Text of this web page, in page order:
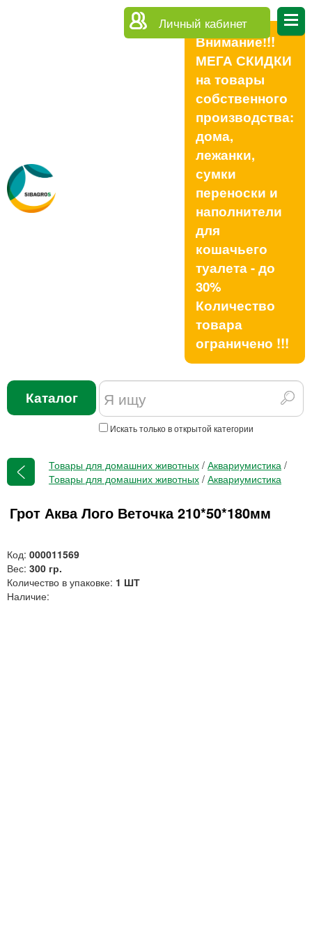
Личный кабинет
Внимание!!!
МЕГА СКИДКИ
на товары
собственного
производства:
дома,
лежанки,
сумки
переноски и
наполнители
для
кошачьего
туалета - до
30%
Количество
товара
ограничено !!!
Каталог
Искать только в открытой категории
Товары для домашних животных / Аквариумистика /
Товары для домашних животных / Аквариумистика
Грот Аква Лого Веточка 210*50*180мм
Код: 000011569
Вес: 300 гр.
Количество в упаковке: 1 ШТ
Наличие: